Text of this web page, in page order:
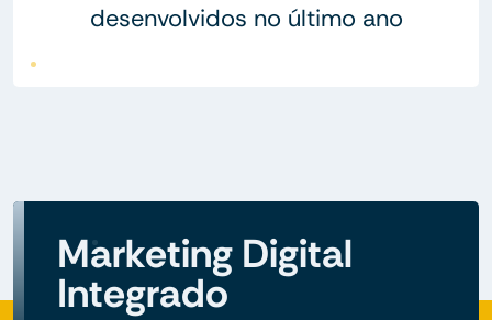
desenvolvidos no último ano
Marketing Digital
Integrado